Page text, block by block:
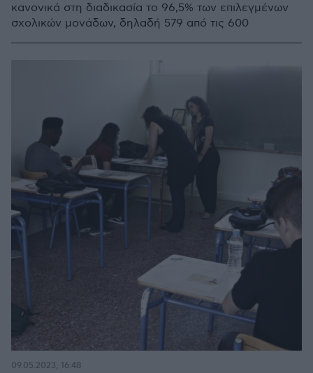
κανονικά στη διαδικασία το 96,5% των επιλεγμένων
σχολικών μονάδων, δηλαδή 579 από τις 600
09.05.2023, 16:48